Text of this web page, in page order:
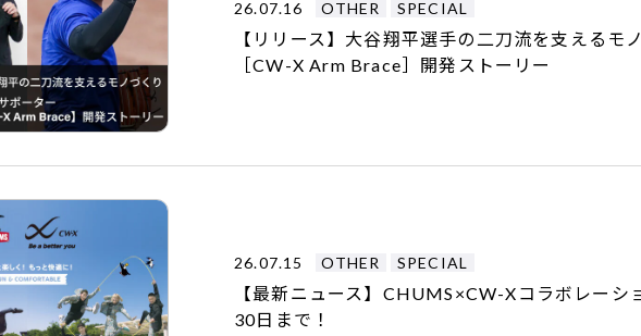
26.07.16 OTHER SPECIAL
【リリース】大谷翔平選手の二刀流を支えるモ
［CW-X Arm Brace］開発ストーリー
26.07.15 OTHER SPECIAL
【最新ニュース】CHUMS×CW-Xコラボレー
30日まで！